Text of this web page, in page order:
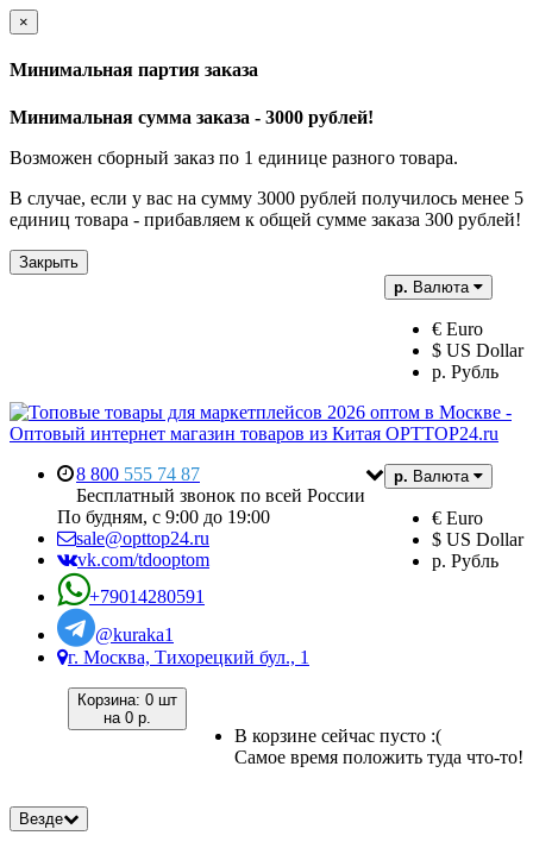
×
Минимальная партия заказа
Минимальная сумма заказа - 3000 рублей!
Возможен сборный заказ по 1 единице разного товара.
В случае, если у вас на сумму 3000 рублей получилось менее 5
единиц товара - прибавляем к общей сумме заказа 300 рублей!
Закрыть
р. Валюта
€ Euro
$ US Dollar
р. Рубль
р. Валюта
€ Euro
$ US Dollar
р. Рубль
8 800 555 74 87
Бесплатный звонок по всей России
По будням, с 9:00 до 19:00
sale@opttop24.ru
vk.com/tdooptom
+79014280591
@kuraka1
г. Москва, Тихорецкий бул., 1
Корзина: 0 шт
на 0 р.
В корзине сейчас пусто :(
Самое время положить туда что-то!
Везде